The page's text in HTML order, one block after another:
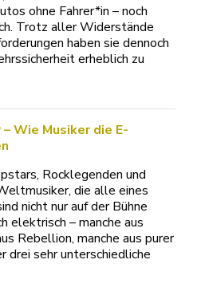
ohne Fahrer*in – noch
Trotz aller Widerstände
haben sie dennoch
erheblich zu
Wie Musiker die E-
Rocklegenden und
die alle eines
nicht nur auf der Bühne
elektrisch – manche aus
Rebellion, manche aus purer
drei sehr unterschiedliche